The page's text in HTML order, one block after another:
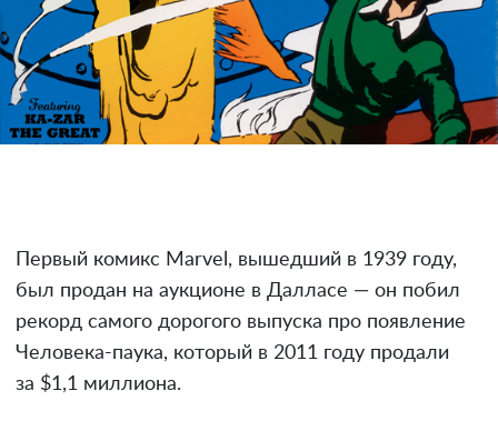
Первый комикс Marvel, вышедший в 1939 году,
был продан на аукционе в Далласе — он побил
рекорд самого дорогого выпуска про появление
Человека-паука, который в 2011 году продали
за $1,1 миллиона.